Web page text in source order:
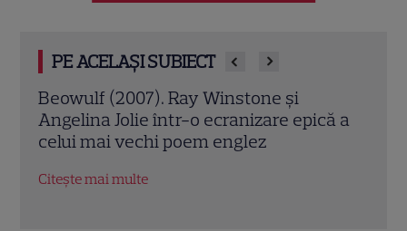
PE ACELAȘI SUBIECT
Jack Ryan: Agentul din umbră (2014).
Chris Pine și Kevin Costner, într-o cursă
contra cronometru pentru salvarea